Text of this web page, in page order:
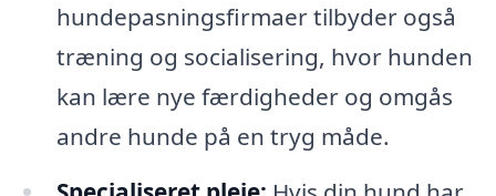
hundepasningsfirmaer tilbyder også
træning og socialisering, hvor hunden
kan lære nye færdigheder og omgås
andre hunde på en tryg måde.